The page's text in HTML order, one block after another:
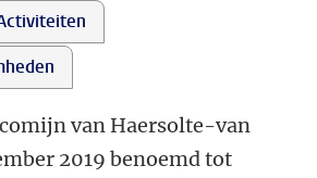
van Haersolte-van
2019 benoemd tot